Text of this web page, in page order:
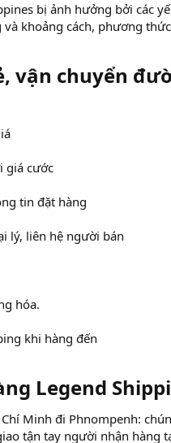
bị ảnh hưởng bởi các
khoảng cách, phương
vận chuyển
giá cước
tin đặt hàng
lý, liên hệ người bán
hóa.
khi hàng đến
Legend
Minh đi Phnompenh:
tận tay người nhận hàng